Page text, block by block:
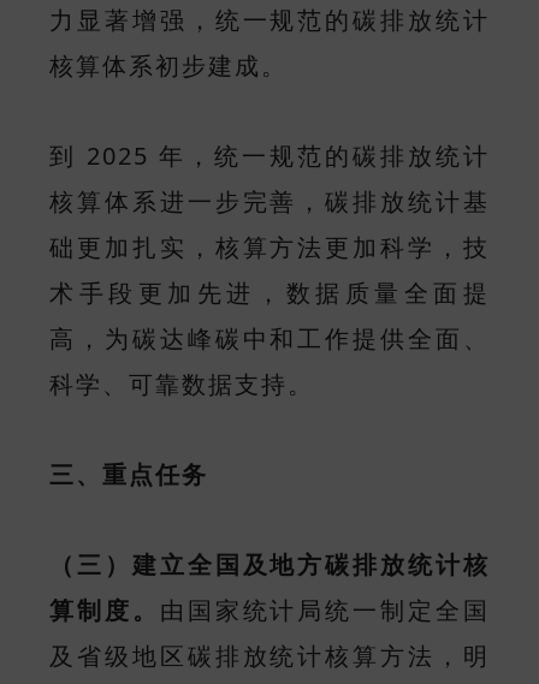
力显著增强，统一规范的碳排放统计
核算体系初步建成。
到 2025 年，统一规范的碳排放统计
核算体系进一步完善，碳排放统计基
础更加扎实，核算方法更加科学，技
术手段更加先进，数据质量全面提
高，为碳达峰碳中和工作提供全面、
科学、可靠数据支持。
三、重点任务
（三）建立全国及地方碳排放统计核
算制度。 由国家统计局统一制定全国
及省级地区碳排放统计核算方法，明